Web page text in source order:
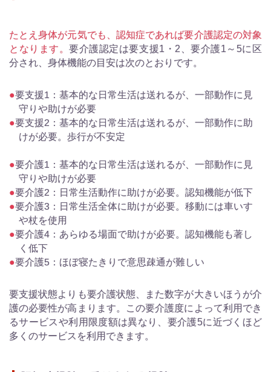
たとえ身体が元気でも、認知症であれば要介護認定の対象
となります。要介護認定は要支援1・2、要介護1～5に区
分され、身体機能の目安は次のとおりです。
要支援1：基本的な日常生活は送れるが、一部動作に見
守りや助けが必要
要支援2：基本的な日常生活は送れるが、一部動作に助
けが必要。歩行が不安定
要介護1：基本的な日常生活は送れるが、一部動作に見
守りや助けが必要
要介護2：日常生活動作に助けが必要。認知機能が低下
要介護3：日常生活全体に助けが必要。移動には車いす
や杖を使用
要介護4：あらゆる場面で助けが必要。認知機能も著し
く低下
要介護5：ほぼ寝たきりで意思疎通が難しい
要支援状態よりも要介護状態、また数字が大きいほうが介
護の必要性が高まります。この要介護度によって利用でき
るサービスや利用限度額は異なり、要介護5に近づくほど
多くのサービスを利用できます。